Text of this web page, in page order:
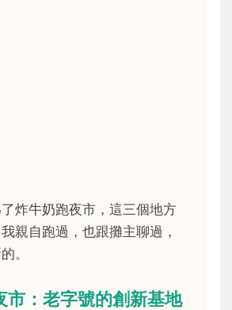
炸牛奶跑夜市，這三個地方
親自跑過，也跟攤主聊過，
。
市：老字號的創新基地